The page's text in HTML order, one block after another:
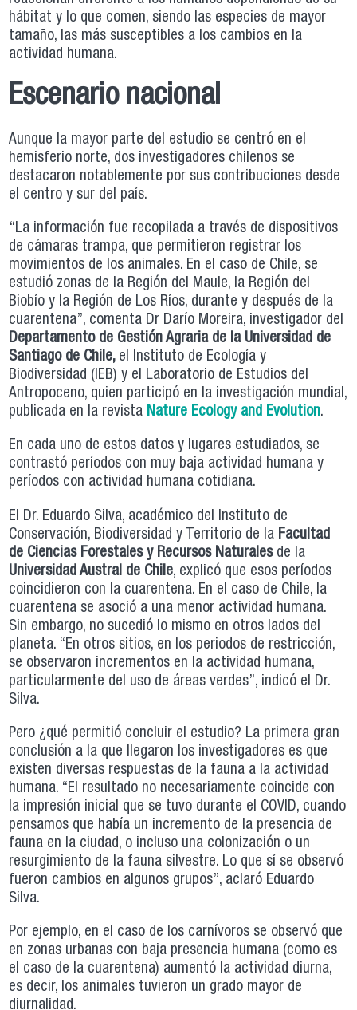
hábitat y lo que comen, siendo las especies de mayor
tamaño, las más susceptibles a los cambios en la
actividad humana.
Escenario nacional
Aunque la mayor parte del estudio se centró en el
hemisferio norte, dos investigadores chilenos se
destacaron notablemente por sus contribuciones desde
el centro y sur del país.
“La información fue recopilada a través de dispositivos
de cámaras trampa, que permitieron registrar los
movimientos de los animales. En el caso de Chile, se
estudió zonas de la Región del Maule, la Región del
Biobío y la Región de Los Ríos, durante y después de la
cuarentena”, comenta Dr Darío Moreira, investigador del
Departamento de Gestión Agraria de la Universidad de
Santiago de Chile, el Instituto de Ecología y
Biodiversidad (IEB) y el Laboratorio de Estudios del
Antropoceno, quien participó en la investigación mundial,
publicada en la revista Nature Ecology and Evolution.
En cada uno de estos datos y lugares estudiados, se
contrastó períodos con muy baja actividad humana y
períodos con actividad humana cotidiana.
El Dr. Eduardo Silva, académico del Instituto de
Conservación, Biodiversidad y Territorio de la Facultad
de Ciencias Forestales y Recursos Naturalesde la
Universidad Austral de Chile, explicó que esos períodos
coincidieron con la cuarentena. En el caso de Chile, la
cuarentena se asoció a una menor actividad humana.
Sin embargo, no sucedió lo mismo en otros lados del
planeta. “En otros sitios, en los periodos de restricción,
se observaron incrementos en la actividad humana,
particularmente del uso de áreas verdes”, indicó el Dr.
Silva.
Pero ¿qué permitió concluir el estudio? La primera gran
conclusión a la que llegaron los investigadores es que
existen diversas respuestas de la fauna a la actividad
humana. “El resultado no necesariamente coincide con
la impresión inicial que se tuvo durante el COVID, cuando
pensamos que había un incremento de la presencia de
fauna en la ciudad, o incluso una colonización o un
resurgimiento de la fauna silvestre. Lo que sí se observó
fueron cambios en algunos grupos”, aclaró Eduardo
Silva.
Por ejemplo, en el caso de los carnívoros se observó que
en zonas urbanas con baja presencia humana (como es
el caso de la cuarentena) aumentó la actividad diurna,
es decir, los animales tuvieron un grado mayor de
diurnalidad.